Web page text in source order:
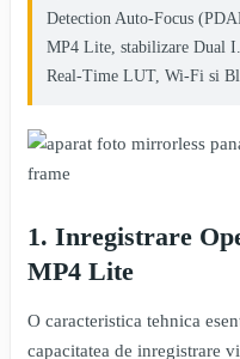
Detection Auto-Focus
MP4 Lite, stabilizare Dual
Real-Time LUT, Wi-Fi si
1. Inregistrare
MP4 Lite
O caracteristica tehnica
capacitatea de inregistrare